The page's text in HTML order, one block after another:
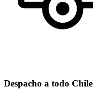
Despacho a todo Chile